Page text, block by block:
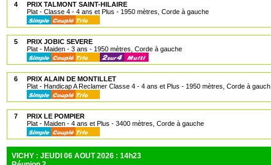
4
PRIX TALMONT SAINT-HILAIRE
Plat - Classe 4 - 4 ans et Plus - 1950 mètres, Corde à gauche
5
PRIX JOBIC SEVERE
Plat - Maiden - 3 ans - 1950 mètres, Corde à gauche
6
PRIX ALAIN DE MONTILLET
Plat - Handicap A Reclamer Classe 4 - 4 ans et Plus - 1950 mètres, Corde à gauch
7
PRIX LE POMPIER
Plat - Maiden - 4 ans et Plus - 3400 mètres, Corde à gauche
VICHY : JEUDI 06 AOUT 2026 : 14h23